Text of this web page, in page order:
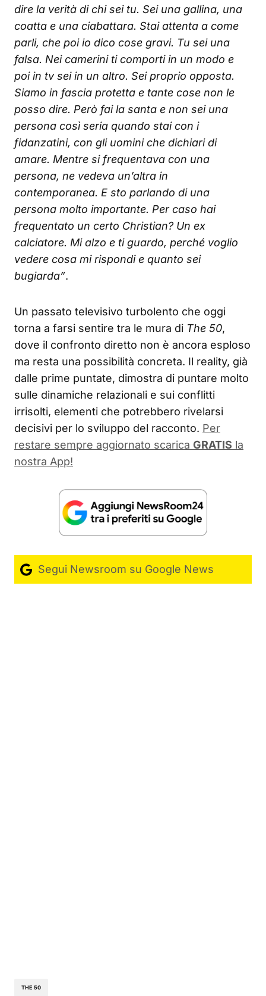
dire la verità di chi sei tu. Sei una gallina, una
coatta e una ciabattara. Stai attenta a come
parli, che poi io dico cose gravi. Tu sei una
falsa. Nei camerini ti comporti in un modo e
poi in tv sei in un altro. Sei proprio opposta.
Siamo in fascia protetta e tante cose non le
posso dire. Però fai la santa e non sei una
persona così seria quando stai con i
fidanzatini, con gli uomini che dichiari di
amare. Mentre si frequentava con una
persona, ne vedeva un’altra in
contemporanea. E sto parlando di una
persona molto importante. Per caso hai
frequentato un certo Christian? Un ex
calciatore. Mi alzo e ti guardo, perché voglio
vedere cosa mi rispondi e quanto sei
bugiarda”.
Un passato televisivo turbolento che oggi
torna a farsi sentire tra le mura di The 50,
dove il confronto diretto non è ancora esploso
ma resta una possibilità concreta. Il reality, già
dalle prime puntate, dimostra di puntare molto
sulle dinamiche relazionali e sui conflitti
irrisolti, elementi che potrebbero rivelarsi
decisivi per lo sviluppo del racconto. Per
restare sempre aggiornato scarica GRATIS la
nostra App!
Segui Newsroom su Google News
THE 50